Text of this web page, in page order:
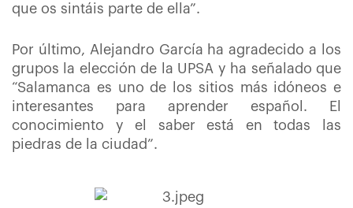
que os sintáis parte de ella”.
Por último, Alejandro García ha agradecido a los
grupos la elección de la UPSA y ha señalado que
“Salamanca es uno de los sitios más idóneos e
interesantes para aprender español. El
conocimiento y el saber está en todas las
piedras de la ciudad”.